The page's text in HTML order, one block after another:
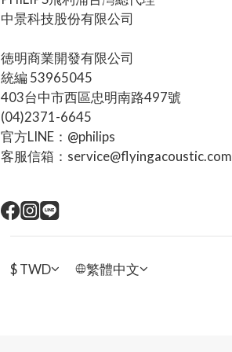
中景科技股份有限公司
徳明商業開發有限公司
統編 53965045
403台中市西區忠明南路497號
(04)2371-6645
官方LINE：@philips
客服信箱：service@flyingacoustic.com
$TWD 繁體中文